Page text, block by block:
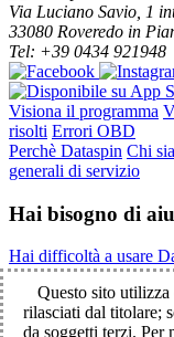
Via Luciano Savio, 1
33080 Roveredo in
Tel: +39 0434 921948
Visiona il programma
risolti Errori OBD
Perchè Dataspin Chi
generali di servizio
Hai bisogno di
Hai difficoltà a usare
Clicca per la
Questo sito utilizza
rilasciati dal titolare;
da soggetti terzi. Per